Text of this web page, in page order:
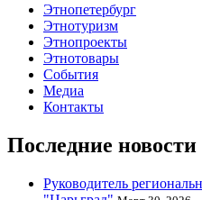
Этнопетербург
Этнотуризм
Этнопроекты
Этнотовары
События
Медиа
Контакты
Последние новости
Руководитель